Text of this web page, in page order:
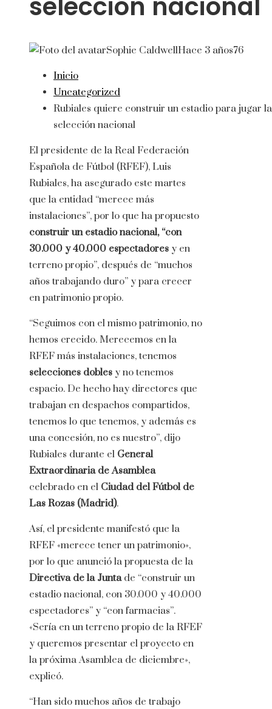
Sophie CaldwellHace 3 años76
Inicio
Uncategorized
Rubiales quiere construir un estadio para jugar la
selección nacional
El presidente de la Real Federación
Española de Fútbol (RFEF), Luis
Rubiales, ha asegurado este martes
que la entidad “merece más
instalaciones”, por lo que ha propuesto
construir un estadio nacional, “con
30.000 y 40.000 espectadores y en
terreno propio”, después de “muchos
años trabajando duro” y para crecer
en patrimonio propio.
“Seguimos con el mismo patrimonio, no
hemos crecido. Merecemos en la
RFEF más instalaciones, tenemos
selecciones dobles y no tenemos
espacio. De hecho hay directores que
trabajan en despachos compartidos,
tenemos lo que tenemos, y además es
una concesión, no es nuestro”, dijo
Rubiales durante el General
Extraordinaria de Asamblea
celebrado en el Ciudad del Fútbol de
Las Rozas (Madrid).
Así, el presidente manifestó que la
RFEF «merece tener un patrimonio»,
por lo que anunció la propuesta de la
Directiva de la Juntade “construir un
estadio nacional, con 30.000 y 40.000
espectadores” y “con farmacias”.
«Sería en un terreno propio de la RFEF
y queremos presentar el proyecto en
la próxima Asamblea de diciembre»,
explicó.
“Han sido muchos años de trabajo